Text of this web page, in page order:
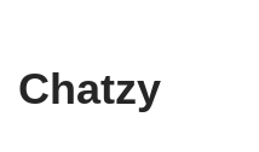
Chatzy